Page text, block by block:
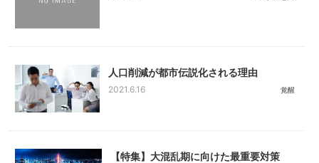
人口削減が都市伝説化される理由
2021.6.16 覚醒
【特集】大混乱期に向けた最重要対策